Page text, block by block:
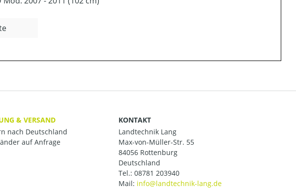
& VERSAND
nach Deutschland
auf Anfrage
KONTAKT
Landtechnik Lang
Max-von-Müller-Str. 55
84056 Rottenburg
Deutschland
Tel.: 08781 203940
Mail: